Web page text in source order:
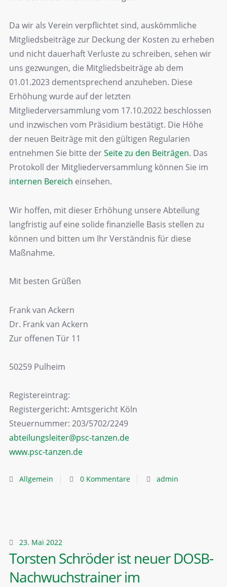
Da wir als Verein verpflichtet sind, auskömmliche
Mitgliedsbeiträge zur Deckung der Kosten zu erheben
und nicht dauerhaft Verluste zu schreiben, sehen wir
uns gezwungen, die Mitgliedsbeiträge ab dem
01.01.2023 dementsprechend anzuheben. Diese
Erhöhung wurde auf der letzten
Mitgliederversammlung vom 17.10.2022 beschlossen
und inzwischen vom Präsidium bestätigt. Die Höhe
der neuen Beiträge mit den gültigen Regularien
entnehmen Sie bitte derSeite zu den Beiträgen. Das
Protokoll der Mitgliederversammlung können Sie im
internen Bereich einsehen.
Wir hoffen, mit dieser Erhöhung unsere Abteilung
langfristig auf eine solide finanzielle Basis stellen zu
können und bitten um Ihr Verständnis für diese
Maßnahme.
Mit besten Grüßen
Frank van Ackern
Dr. Frank van Ackern
Zur offenen Tür 11
50259 Pulheim
Registereintrag:
Registergericht: Amtsgericht Köln
Steuernummer: 203/5702/2249
abteilungsleiter@psc-tanzen.de
www.psc-tanzen.de
Allgemein 0 Kommentare admin
23. Mai 2022
Torsten Schröder ist neuer DOSB-
Nachwuchstrainer im